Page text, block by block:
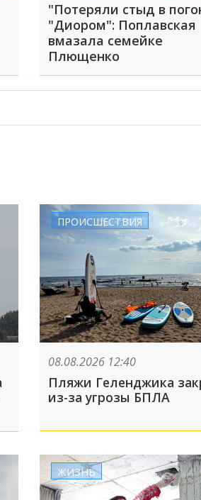
"Потеряли стыд в
"Диором": Поплавская
вмазала семейке
Плющенко
ПРОИСШЕСТВИЯ
08.08.2026 12:40
Пляжи Геленджика
из-за угрозы БПЛА
ЖИЗНЬ